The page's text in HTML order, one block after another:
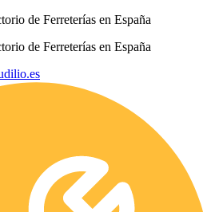
de Ferreterías en España
de Ferreterías en España